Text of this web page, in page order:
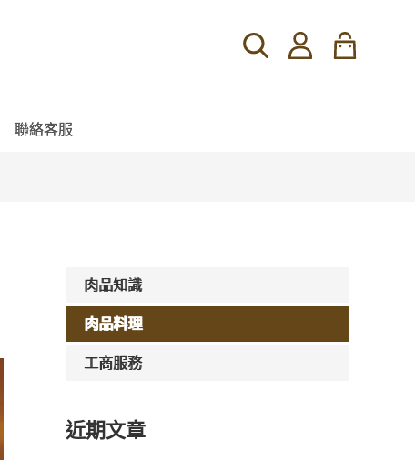
聯絡客服
肉品知識
肉品料理
工商服務
近期文章